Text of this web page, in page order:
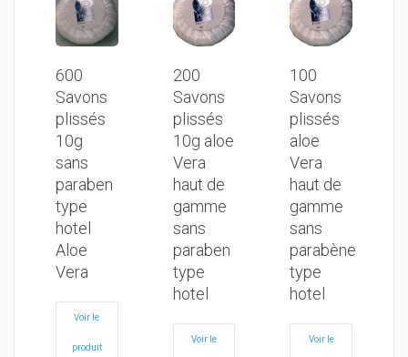
600
Savons
plissés
10g
sans
paraben
type
hotel
Aloe
Vera
Voir le
produit
200
Savons
plissés
10g aloe
Vera
haut de
gamme
sans
paraben
type
hotel
Voir le
100
Savons
plissés
aloe
Vera
haut de
gamme
sans
parabène
type
hotel
Voir le